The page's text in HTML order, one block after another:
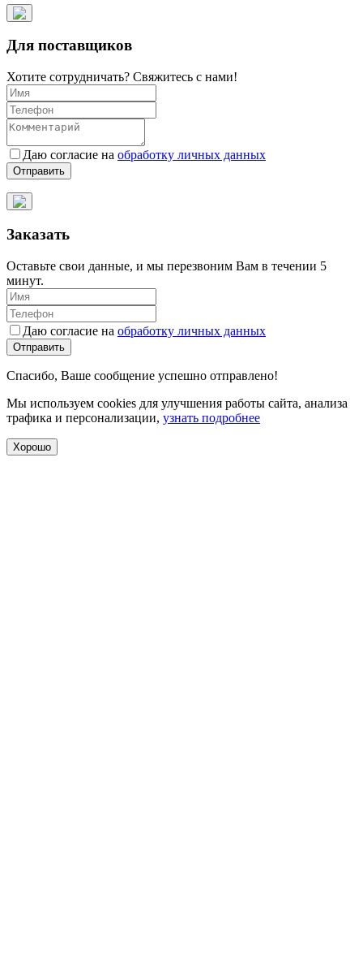
Для поставщиков
Хотите сотрудничать? Свяжитесь с нами!
Даю согласие на обработку личных данных
Отправить
Заказать
Оставьте свои данные, и мы перезвоним Вам в течении 5
минут.
Даю согласие на обработку личных данных
Отправить
Спасибо, Ваше сообщение успешно отправлено!
Мы используем cookies для улучшения работы сайта, анализа
трафика и персонализации, узнать подробнее
Хорошо